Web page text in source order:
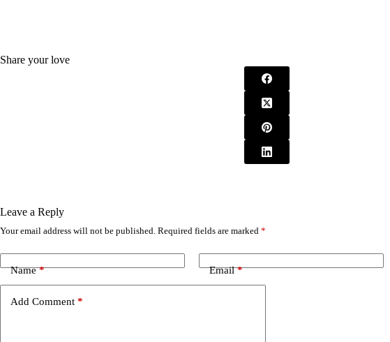
Share your love
Leave a Reply
Your email address will not be published. Required fields are marked *
Name* Email*
Add Comment *
A
t
e